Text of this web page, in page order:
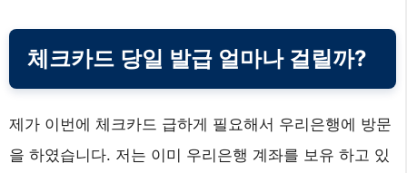
체크카드 당일 발급 얼마나 걸릴까?
제가 이번에 체크카드 급하게 필요해서 우리은행에 방문
을 하였습니다. 저는 이미 우리은행 계좌를 보유 하고 있